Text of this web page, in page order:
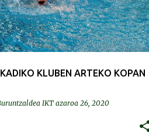
KLUBEN ARTEKO KOPAN
IKT azaroa 26, 2020